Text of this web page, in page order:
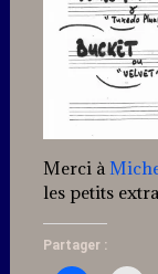
Merci à
les petits
Partager :